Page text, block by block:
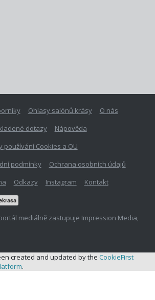
Ohlasy salónů krásy
O nás
dotazy
Nápověda
používání Cookies a OU
podmínky
Ochrana osobních údajů
Odkazy Instagram Kontakt
mediálně zastupuje Impression Media,
created and updated by the CookieFirst
.